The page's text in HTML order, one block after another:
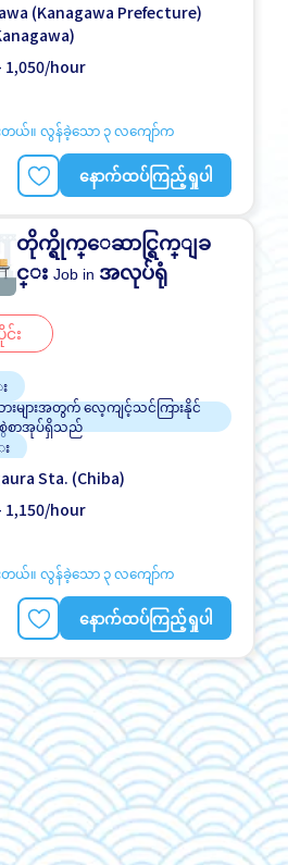
က္မွ သံုးရက္
ဘူတာႏွင့္နီးေသာ
တ္ေပးသည္
ပို၍လိုလားသည်
(Kanagawa Prefecture)
1,050/hour
ယ်။ လွန်ခဲ့သော ၃ လကျော်က
နောက်ထပ်ကြည့်ရှုပါ
တိုက္ရိုက္ေဆာင္ရြက္ျခ
င္းJob in အလုပ်ရုံ
း
ားများအတွက် လေ့ကျင့်သင်ကြားနိုင်
စာအုပ်ရှိသည်
ဘူတာမှ ဘတ်စ်ကားဝင်ဆောင်မှုရှိသည်
႕အၾကံဳရွိရန္မလို
Sta. (Chiba)
1,150/hour
ယ်။ လွန်ခဲ့သော ၃ လကျော်က
နောက်ထပ်ကြည့်ရှုပါ